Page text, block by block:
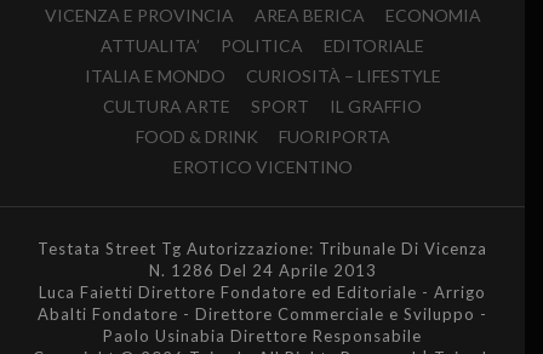
VICENZA E PROVINCIA
AREA BERICA
ECONOMIA
ATTUALITA’
POLITICA
EDITORIALE
ITALIA E MONDO
CURIOSITÀ – LIFESTYLE
CULTURA ARTE
SPORT
IL GRAFFIO
FOOD & DRINK
FUORIPORTA
EROTICO VICENTINO
Testata Street Tg Autorizzazione: Tribunale Di Vicenza
N. 1286 Del 24 Aprile 2013
Luca Faietti Direttore Fondatore ed Editoriale - Arrigo
Abalti Fondatore - Direttore Commerciale e Sviluppo -
Paolo Usinabia Direttore Responsabile